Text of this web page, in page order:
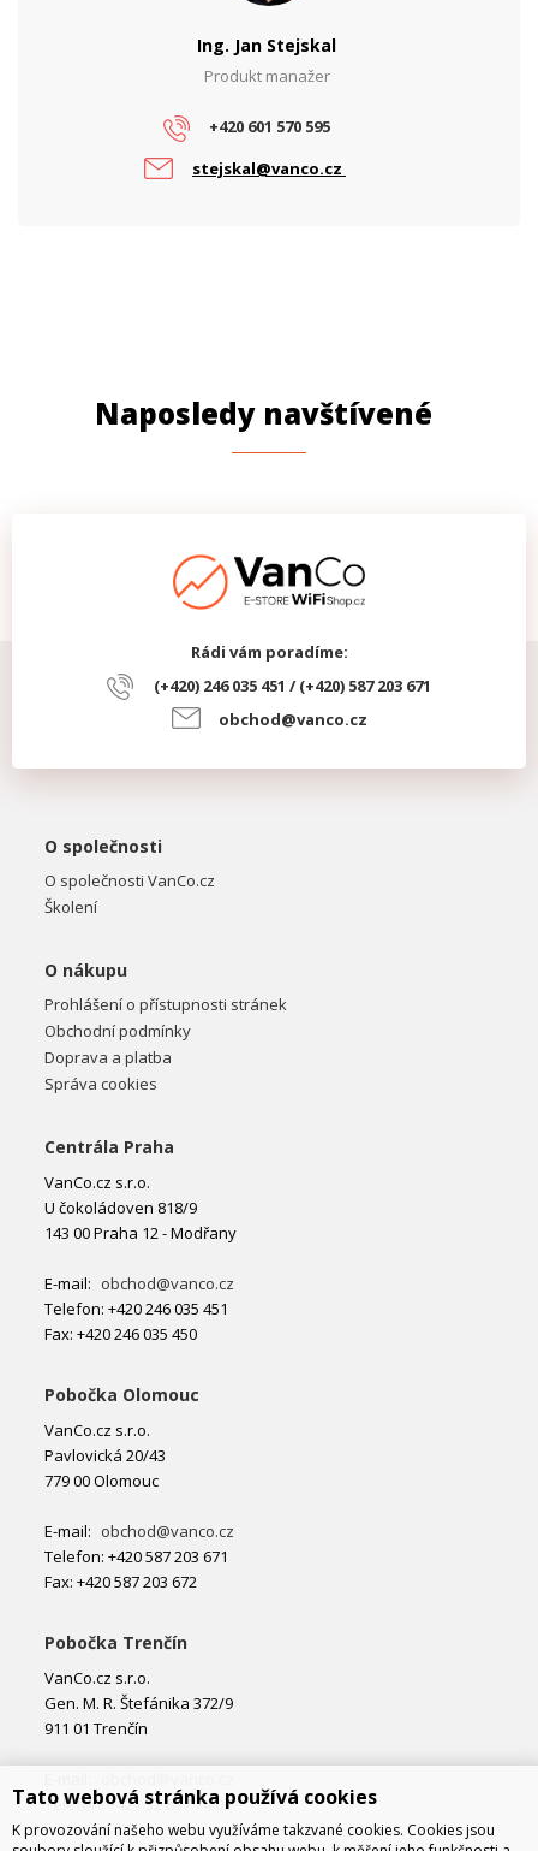
0,6
100
Ing. Jan Stejskal
Produkt manažer
+420 601 570 595
stejskal@vanco.cz
Naposledy navštívené
Rádi vám poradíme:
(+420) 246 035 451 / (+420) 587 203 671
obchod@vanco.cz
O společnosti
O společnosti VanCo.cz
Školení
O nákupu
Prohlášení o přístupnosti stránek
Obchodní podmínky
Doprava a platba
Správa cookies
Centrála Praha
VanCo.cz s.r.o.
U čokoládoven 818/9
143 00 Praha 12 - Modřany
E-mail: obchod@vanco.cz
Telefon: +420 246 035 451
Fax: +420 246 035 450
Pobočka Olomouc
VanCo.cz s.r.o.
Pavlovická 20/43
779 00 Olomouc
E-mail: obchod@vanco.cz
Telefon: +420 587 203 671
Fax: +420 587 203 672
Pobočka Trenčín
VanCo.cz s.r.o.
Gen. M. R. Štefánika 372/9
911 01 Trenčín
Telefon: +421 32 877 74 02
Tato webová stránka používá cookies
K provozování našeho webu využíváme takzvané cookies. Cookies jsou